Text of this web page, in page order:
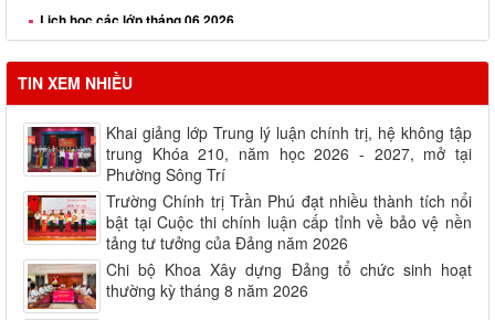
Lịch học các lớp tháng 08.2026
TIN XEM NHIỀU
Khai giảng lớp Trung lý luận chính trị, hệ không tập
trung Khóa 210, năm học 2026 - 2027, mở tại
Phường Sông Trí
Trường Chính trị Trần Phú đạt nhiều thành tích nổi
bật tại Cuộc thi chính luận cấp tỉnh về bảo vệ nền
tảng tư tưởng của Đảng năm 2026
Chi bộ Khoa Xây dựng Đảng tổ chức sinh hoạt
thường kỳ tháng 8 năm 2026